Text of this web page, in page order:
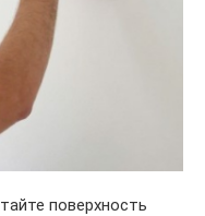
поверхность